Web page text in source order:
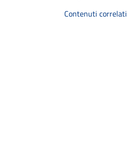
Contenuti correlati